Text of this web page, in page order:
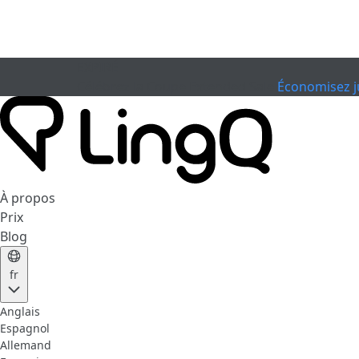
Économisez
À propos
Prix
Blog
fr
Anglais
Espagnol
Allemand